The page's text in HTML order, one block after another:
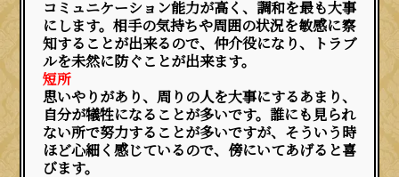
コミュニケーション能力が高く、調和を最も大事
にします。相手の気持ちや周囲の状況を敏感に察
知することが出来るので、仲介役になり、トラブ
ルを未然に防ぐことが出来ます。
短所
思いやりがあり、周りの人を大事にするあまり、
自分が犠牲になることが多いです。誰にも見られ
ない所で努力することが多いですが、そういう時
ほど心細く感じているので、傍にいてあげると喜
びます。